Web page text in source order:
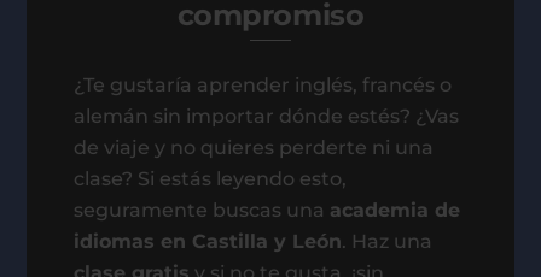
compromiso
¿Te gustaría aprender inglés, francés o
alemán sin importar dónde estés? ¿Vas
de viaje y no quieres perderte ni una
clase? Si estás leyendo esto,
seguramente buscas una academia de
idiomas en Castilla y León. Haz una